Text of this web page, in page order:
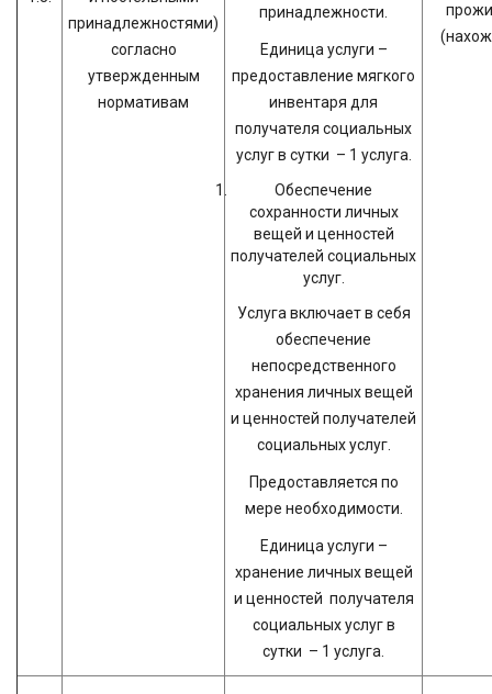
принадлежностями)
согласно
утвержденным
нормативам
принадлежности.
Единица услуги –
предоставление мягкого
инвентаря для
получателя социальных
услуг в сутки – 1 услуга.
Обеспечение
сохранности личных
вещей и ценностей
получателей социальных
услуг.
Услуга включает в себя
обеспечение
непосредственного
хранения личных вещей
и ценностей получателей
социальных услуг.
Предоставляется по
мере необходимости.
Единица услуги –
хранение личных вещей
и ценностей получателя
социальных услуг в
сутки – 1 услуга.